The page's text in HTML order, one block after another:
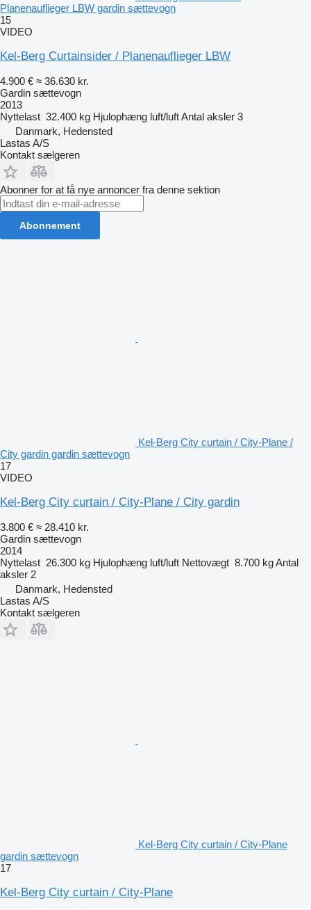
Planenauflieger LBW gardin sættevogn
15
VIDEO
Kel-Berg Curtainsider / Planenauflieger LBW
4.900 € ≈ 36.630 kr.
Gardin sættevogn
2013
Nyttelast 32.400 kg Hjulophæng luft/luftAntal aksler 3
Danmark, Hedensted
Lastas A/S
Kontakt sælgeren
Abonner for at få nye annoncer fra denne sektion
Abonnement
Kel-Berg City curtain / City-Plane /
City gardin gardin sættevogn
17
VIDEO
Kel-Berg City curtain / City-Plane / City gardin
3.800 € ≈ 28.410 kr.
Gardin sættevogn
2014
Nyttelast 26.300 kg Hjulophæng luft/luft Nettovægt 8.700 kgAntal
aksler 2
Danmark, Hedensted
Lastas A/S
Kontakt sælgeren
Kel-Berg City curtain / City-Plane
gardin sættevogn
17
Kel-Berg City curtain / City-Plane